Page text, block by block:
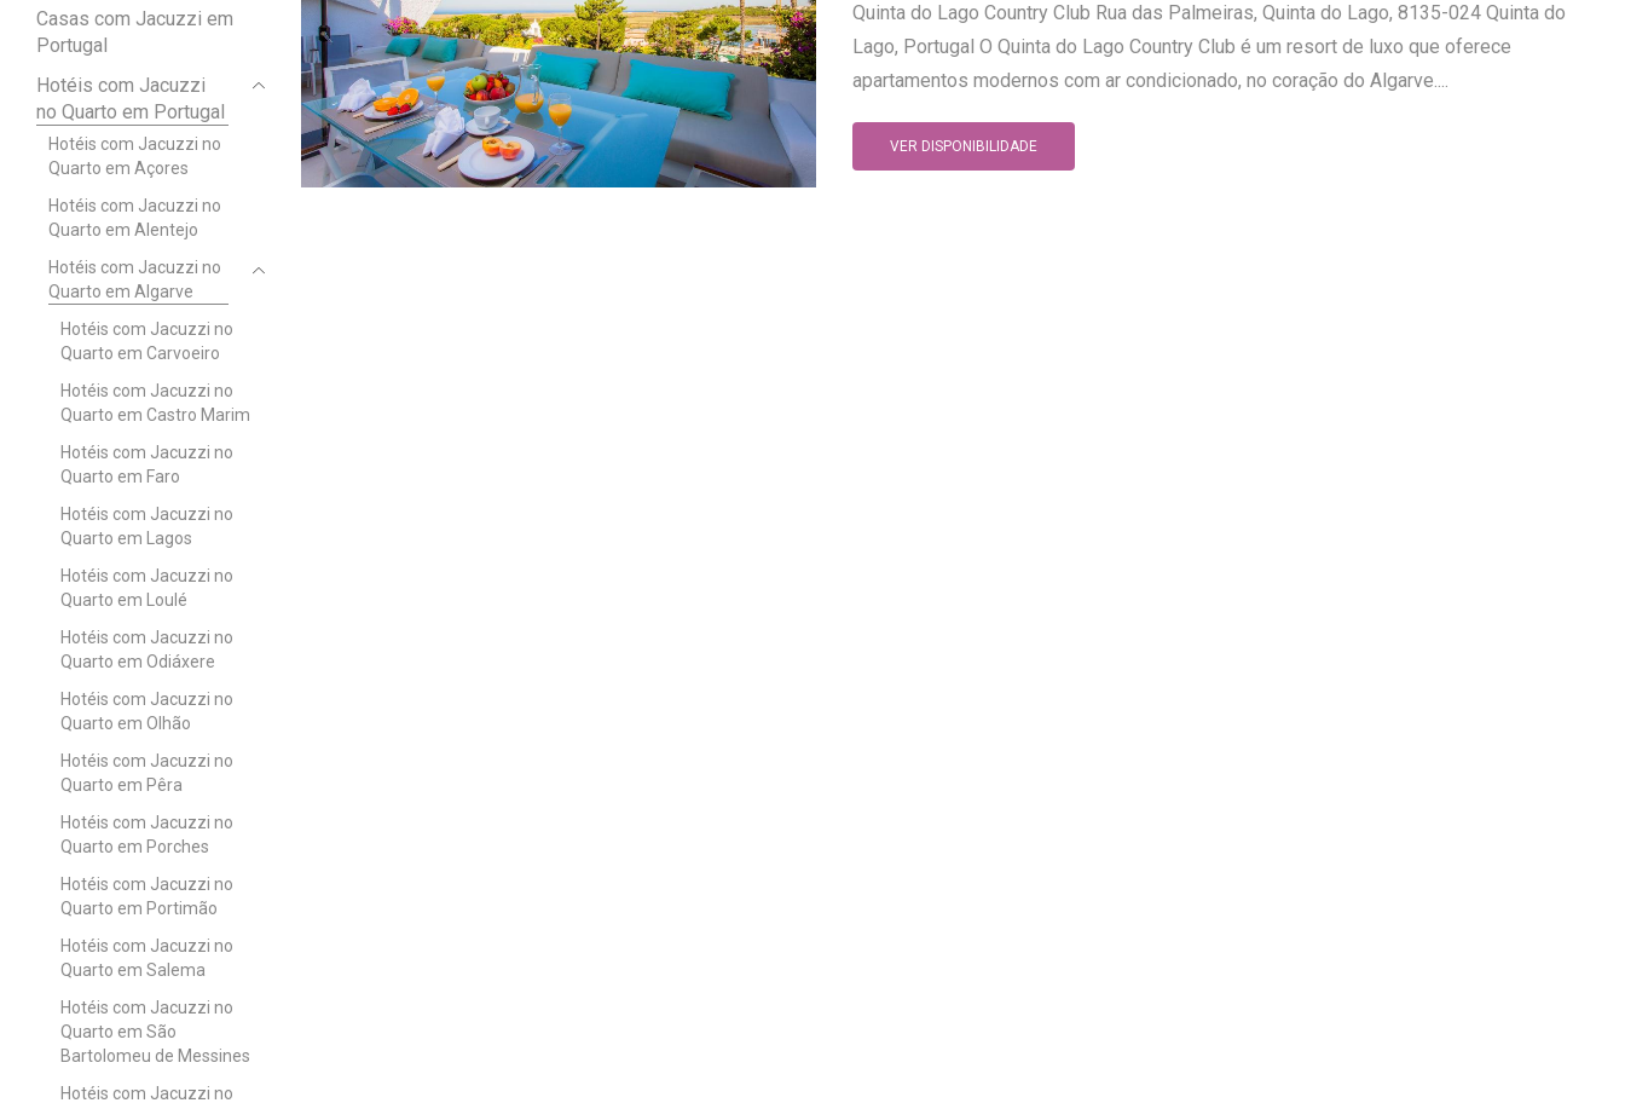
Quinta do Lago Country Club Rua das Palmeiras, Quinta do Lago, 8135-024 Quinta do
Lago, Portugal O Quinta do Lago Country Club é um resort de luxo que oferece
apartamentos modernos com ar condicionado, no coração do Algarve....
VER DISPONIBILIDADE
Casas com Jacuzzi em
Portugal
Hotéis com Jacuzzi
no Quarto em Portugal
Hotéis com Jacuzzi no
Quarto em Açores
Hotéis com Jacuzzi no
Quarto em Alentejo
Hotéis com Jacuzzi no
Quarto em Algarve
Hotéis com Jacuzzi no
Quarto em Carvoeiro
Hotéis com Jacuzzi no
Quarto em Castro Marim
Hotéis com Jacuzzi no
Quarto em Faro
Hotéis com Jacuzzi no
Quarto em Lagos
Hotéis com Jacuzzi no
Quarto em Loulé
Hotéis com Jacuzzi no
Quarto em Odiáxere
Hotéis com Jacuzzi no
Quarto em Olhão
Hotéis com Jacuzzi no
Quarto em Pêra
Hotéis com Jacuzzi no
Quarto em Porches
Hotéis com Jacuzzi no
Quarto em Portimão
Hotéis com Jacuzzi no
Quarto em Salema
Hotéis com Jacuzzi no
Quarto em São
Bartolomeu de Messines
Hotéis com Jacuzzi no